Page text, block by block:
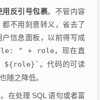
用反引号包裹。不管内容
不用刻意转义，省去了
信息面板，以前得写成
" + role，现在直
${role}` 。代码的可读
随之降低。
在处理 SQL 语句或者富